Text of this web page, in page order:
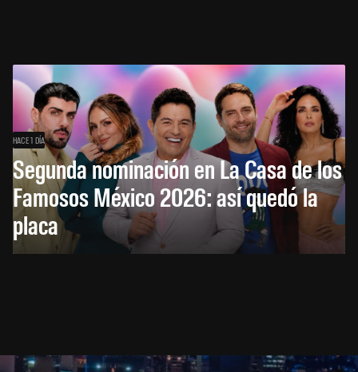
HACE 1 DÍA
Segunda nominación en La Casa de los
Famosos México 2026: así quedó la
placa